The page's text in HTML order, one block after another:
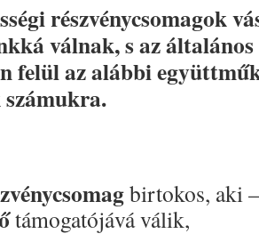
részvénycsomagok
válnak, s az
felül az alábbi
birtokos, aki
támogatójává válik,